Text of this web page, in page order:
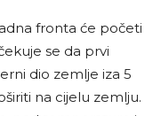
fronta će početi
se da prvi
dio zemlje iza 5
na cijelu zemlju.